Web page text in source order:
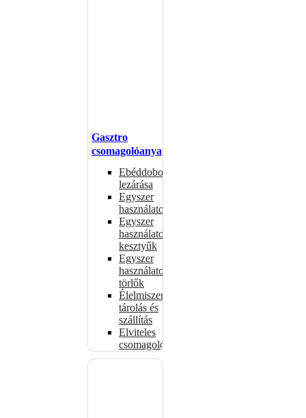
Gasztro
csomagolóanyagok
Ebéddobozok
lezárása
Egyszer
használatos
Egyszer
használatos
kesztyűk
Egyszer
használatos
törlők
Élelmiszer-
tárolás és
szállítás
Elviteles
csomagolóanyagok